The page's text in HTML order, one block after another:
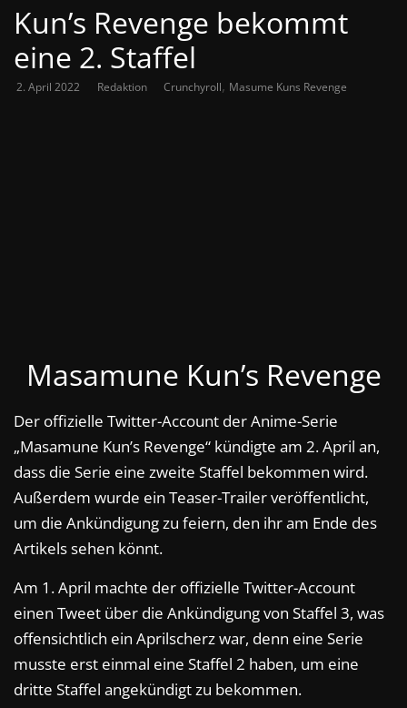
Kun’s Revenge bekommt
eine 2. Staffel
2. April 2022 Redaktion Crunchyroll, Masume Kuns Revenge
Masamune Kun’s Revenge
Der offizielle Twitter-Account der Anime-Serie
„Masamune Kun’s Revenge“ kündigte am 2. April an,
dass die Serie eine zweite Staffel bekommen wird.
Außerdem wurde ein Teaser-Trailer veröffentlicht,
um die Ankündigung zu feiern, den ihr am Ende des
Artikels sehen könnt.
Am 1. April machte der offizielle Twitter-Account
einen Tweet über die Ankündigung von Staffel 3, was
offensichtlich ein Aprilscherz war, denn eine Serie
musste erst einmal eine Staffel 2 haben, um eine
dritte Staffel angekündigt zu bekommen.